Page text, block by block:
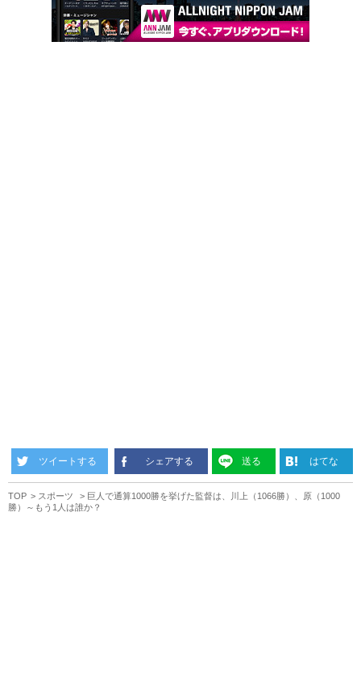
ツイートする シェアする 送る はてな
TOP スポーツ
巨人で通算1000勝を挙げた監督は、川上（1066勝）、原（1000
勝）～もう1人は誰か？